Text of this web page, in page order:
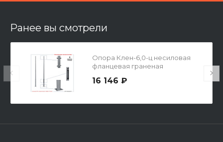
Ранее вы смотрели
Опора Клен-6,0-ц несиловая
фланцевая граненая
16 146 ₽